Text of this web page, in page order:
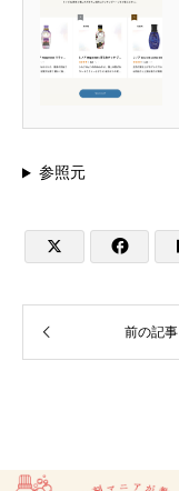
参照元
 
前の記事